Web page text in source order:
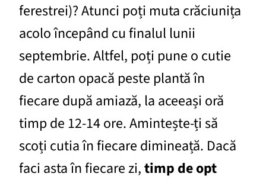
ferestrei)? Atunci poți muta crăciunița
acolo începând cu finalul lunii
septembrie. Altfel, poți pune o cutie
de carton opacă peste plantă în
fiecare după amiază, la aceeași oră
timp de 12-14 ore. Amintește-ți să
scoți cutia în fiecare dimineață. Dacă
faci asta în fiecare zi,timp de opt